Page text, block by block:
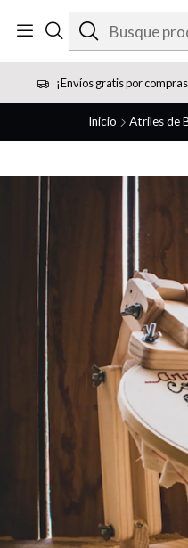
¡Envíos gratis por
Inicio Atriles de